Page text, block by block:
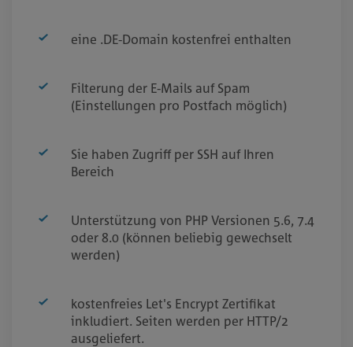
eine .DE-Domain kostenfrei enthalten
Filterung der E-Mails auf Spam
(Einstellungen pro Postfach möglich)
Sie haben Zugriff per SSH auf Ihren
Bereich
Unterstützung von PHP Versionen 5.6, 7.4
oder 8.0 (können beliebig gewechselt
werden)
kostenfreies Let's Encrypt Zertifikat
inkludiert. Seiten werden per HTTP/2
ausgeliefert.